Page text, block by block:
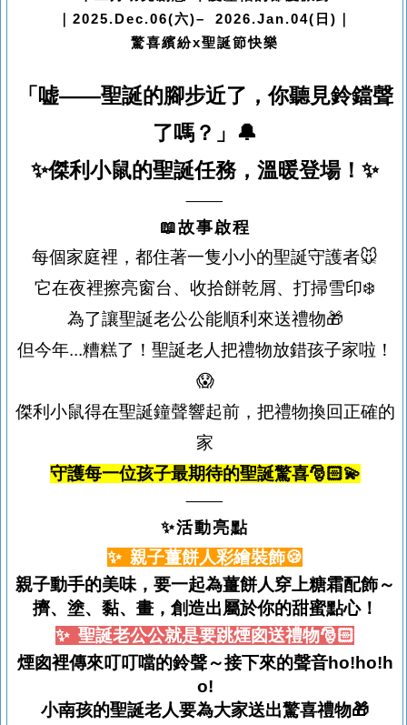
｜2025.Dec.06(六)– 2026.Jan.04(日)｜
驚喜繽紛x聖誕節快樂
「嘘——聖誕的腳步近了，你聽見鈴鐺聲
了嗎？」🔔
✨傑利小鼠的聖誕任務，溫暖登場！✨
⸻
📖故事啟程
每個家庭裡，都住著一隻小小的聖誕守護者🐭
它在夜裡擦亮窗台、收拾餅乾屑、打掃雪印❄️
為了讓聖誕老公公能順利來送禮物🎁
但今年...糟糕了！聖誕老人把禮物放錯孩子家啦！
😱
傑利小鼠得在聖誕鐘聲響起前，把禮物換回正確的
家
守護每一位孩子最期待的聖誕驚喜🎅🏻💫
⸻
✨活動亮點
✨ 親子薑餅人彩繪裝飾🍪
親子動手的美味，要一起為薑餅人穿上糖霜配飾～
擠、塗、黏、畫，創造出屬於你的甜蜜點心！
✨ 聖誕老公公就是要跳煙囪送禮物🎅🏻
煙囪裡傳來叮叮噹的鈴聲～接下來的聲音ho!ho!h
o!
小南孩的聖誕老人要為大家送出驚喜禮物🎁